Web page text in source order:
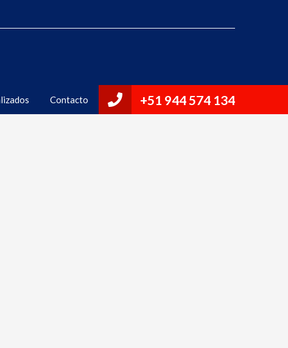
¿Quieres Vender? Proyectos Realizados Contacto
+51 944 574 134
Contacto